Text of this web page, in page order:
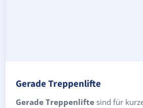
Gerade Treppenlifte
Gerade Treppenlifte sind für